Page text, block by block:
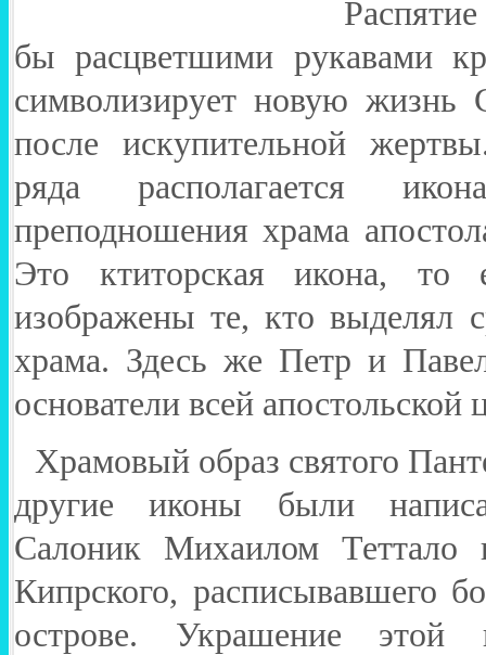
бы расцветшими рукавами
символизирует новую жизнь
после искупительной
ряда располагается
преподношения храма
Это ктиторская икона,
изображены те, кто выделял
храма. Здесь же Петр и
основатели всей апостольской
Храмовый образ святого
другие иконы были
Салоник Михаилом Теттало
Кипрского, расписывавшего
острове. Украшение этой